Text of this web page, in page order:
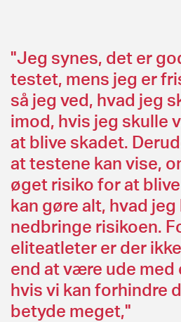
"Jeg synes, det er
testet, mens jeg er
så jeg ved, hvad jeg
imod, hvis jeg skulle
at blive skadet.
at testene kan vise,
øget risiko for at
kan gøre alt, hvad
nedbringe risikoen.
eliteatleter er der
end at være ude med
hvis vi kan forhindre
betyde meget,"